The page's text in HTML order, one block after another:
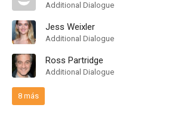
Additional Dialogue
Jess Weixler
Additional Dialogue
Ross Partridge
Additional Dialogue
8 más